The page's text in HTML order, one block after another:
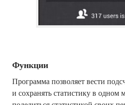
Функции
Программа позволяет вести
и сохранять статистику в одном